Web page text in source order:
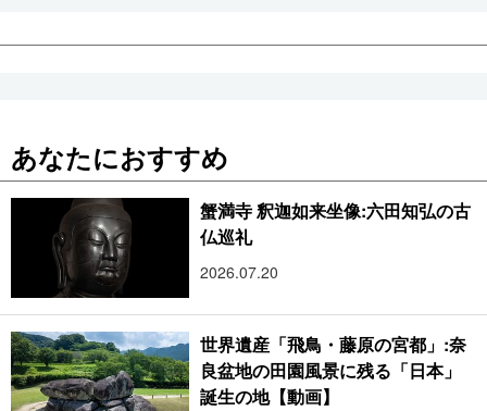
あなたにおすすめ
蟹満寺 釈迦如来坐像:六田知弘の古
仏巡礼
2026.07.20
世界遺産「飛鳥・藤原の宮都」:奈
良盆地の田園風景に残る「日本」
誕生の地【動画】